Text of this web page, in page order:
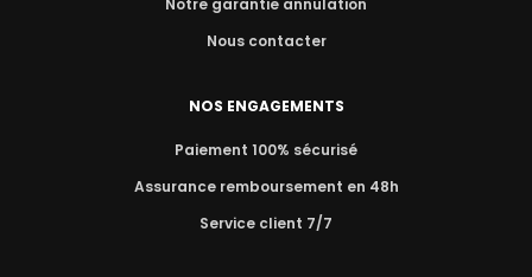
Notre garantie annulation
Nous contacter
NOS ENGAGEMENTS
Paiement 100% sécurisé
Assurance remboursement en 48h
Service client 7/7